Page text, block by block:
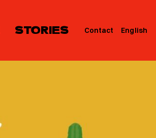
STORIES Contact English